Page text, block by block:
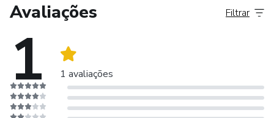
Avaliações
1 1 avaliações
Filtrar